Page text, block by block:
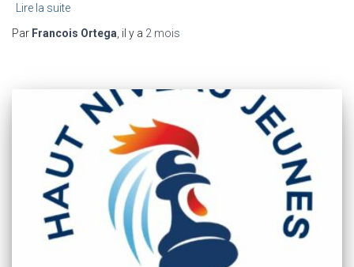
Lire la suite
Par Francois Ortega, il y a 2 mois